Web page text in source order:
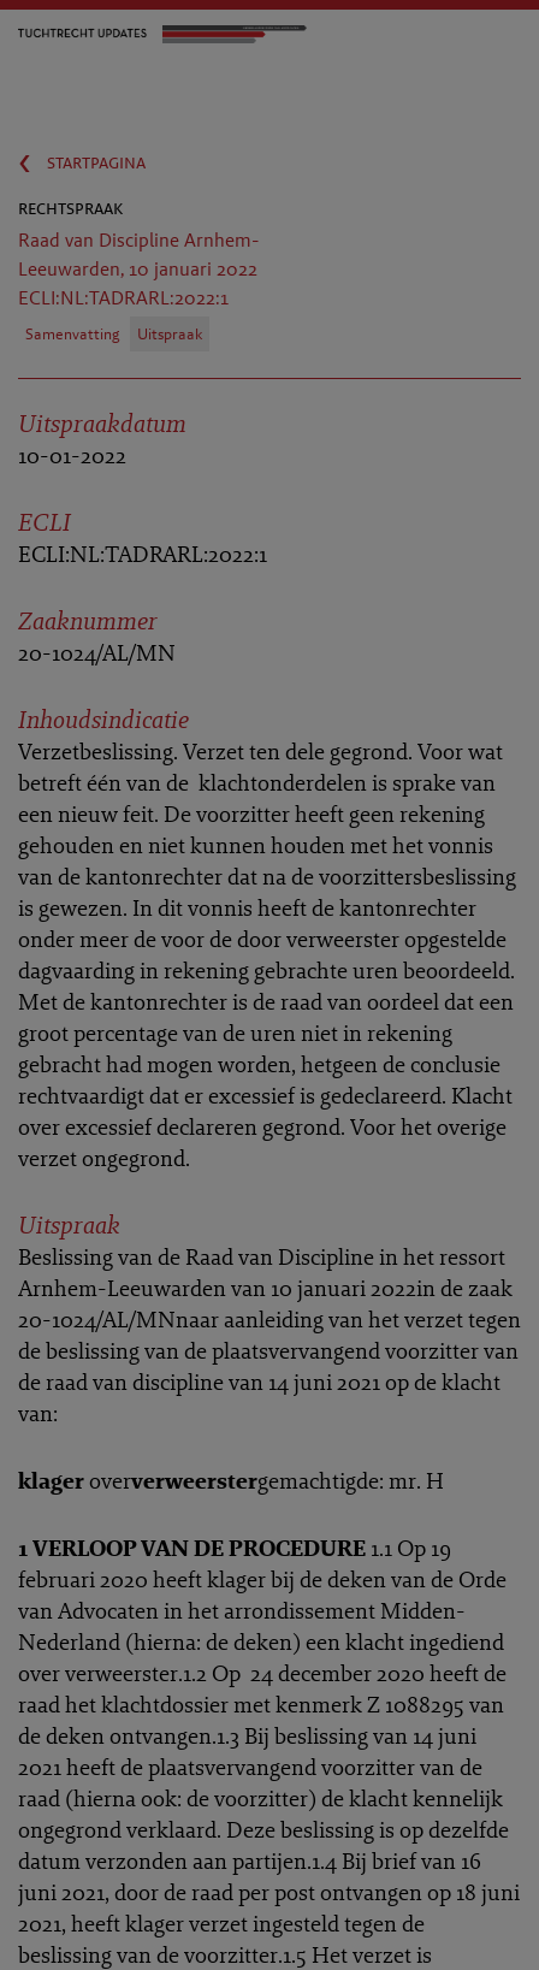
‹
startpagina
rechtspraak
Raad van Discipline Arnhem-
Leeuwarden, 10 januari 2022
ECLI:NL:TADRARL:2022:1
Samenvatting Uitspraak
Uitspraakdatum
10-01-2022
ECLI
ECLI:NL:TADRARL:2022:1
Zaaknummer
20-1024/AL/MN
Inhoudsindicatie
Verzetbeslissing. Verzet ten dele gegrond. Voor wat
betreft één van de klachtonderdelen is sprake van
een nieuw feit. De voorzitter heeft geen rekening
gehouden en niet kunnen houden met het vonnis
van de kantonrechter dat na de voorzittersbeslissing
is gewezen. In dit vonnis heeft de kantonrechter
onder meer de voor de door verweerster opgestelde
dagvaarding in rekening gebrachte uren beoordeeld.
Met de kantonrechter is de raad van oordeel dat een
groot percentage van de uren niet in rekening
gebracht had mogen worden, hetgeen de conclusie
rechtvaardigt dat er excessief is gedeclareerd. Klacht
over excessief declareren gegrond. Voor het overige
verzet ongegrond.
Uitspraak
Beslissing van de Raad van Discipline in het ressort
Arnhem-Leeuwarden van 10 januari 2022in de zaak
20-1024/AL/MNnaar aanleiding van het verzet tegen
de beslissing van de plaatsvervangend voorzitter van
de raad van discipline van 14 juni 2021 op de klacht
van:
klageroververweerstergemachtigde: mr. H
1 VERLOOP VAN DE PROCEDURE 1.1 Op 19
februari 2020 heeft klager bij de deken van de Orde
van Advocaten in het arrondissement Midden-
Nederland (hierna: de deken) een klacht ingediend
over verweerster.1.2 Op 24 december 2020 heeft de
raad het klachtdossier met kenmerk Z 1088295 van
de deken ontvangen.1.3 Bij beslissing van 14 juni
2021 heeft de plaatsvervangend voorzitter van de
raad (hierna ook: de voorzitter) de klacht kennelijk
ongegrond verklaard. Deze beslissing is op dezelfde
datum verzonden aan partijen.1.4 Bij brief van 16
juni 2021, door de raad per post ontvangen op 18 juni
2021, heeft klager verzet ingesteld tegen de
beslissing van de voorzitter.1.5 Het verzet is